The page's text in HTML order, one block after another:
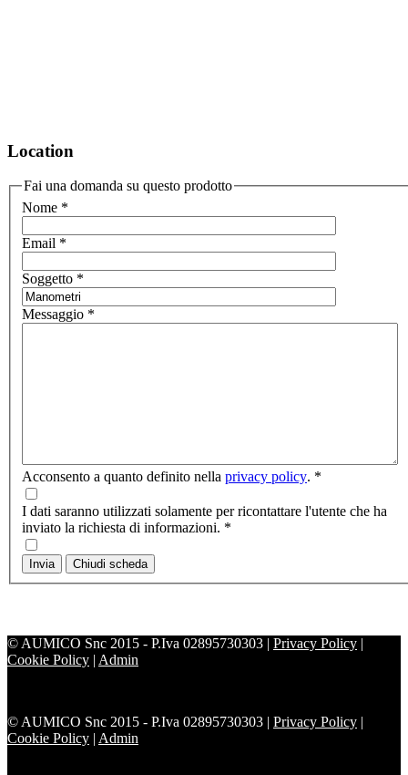
Location
Fai una domanda su questo prodotto
Nome *
Email *
Soggetto *
Messaggio *
Acconsento a quanto definito nella privacy policy. *
I dati saranno utilizzati solamente per ricontattare l'utente che ha
inviato la richiesta di informazioni. *
Invia Chiudi scheda
© AUMICO Snc 2015 - P.Iva 02895730303 | Privacy Policy |
Cookie Policy | Admin
© AUMICO Snc 2015 - P.Iva 02895730303 | Privacy Policy |
Cookie Policy | Admin